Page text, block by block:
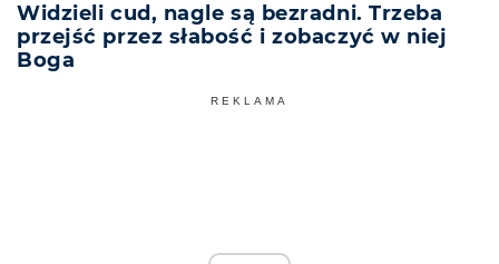
Widzieli cud, nagle są bezradni. Trzeba
przejść przez słabość i zobaczyć w niej
Boga
REKLAMA